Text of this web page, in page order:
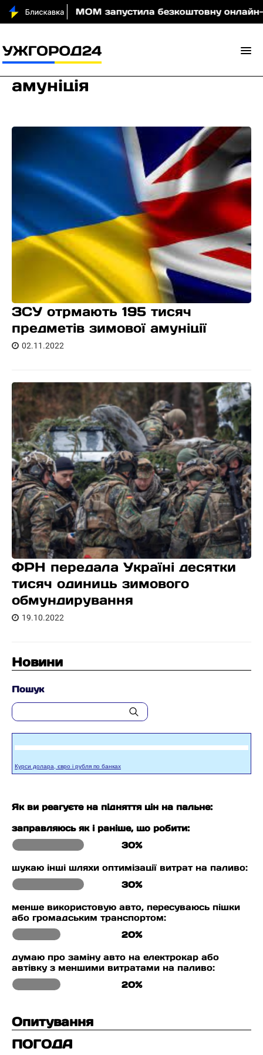
вночі МОМ запустила безкоштовну онлайн-гру,
амуніція
ЗСУ отрмають 195 тисяч
предметів зимової амуніції
02.11.2022
ФРН передала Україні десятки
тисяч одиниць зимового
обмундирування
19.10.2022
Новини
Пошук
Курси долара, євро і рубля по банках
Як ви реагуєте на підняття цін на пальне:
заправляюсь як і раніше, що робити:
30%
шукаю інші шляхи оптимізації витрат на паливо:
30%
менше використовую авто, пересуваюсь пішки
або громадським транспортом:
20%
думаю про заміну авто на електрокар або
автівку з меншими витратами на паливо:
20%
Опитування
ПОГОДА